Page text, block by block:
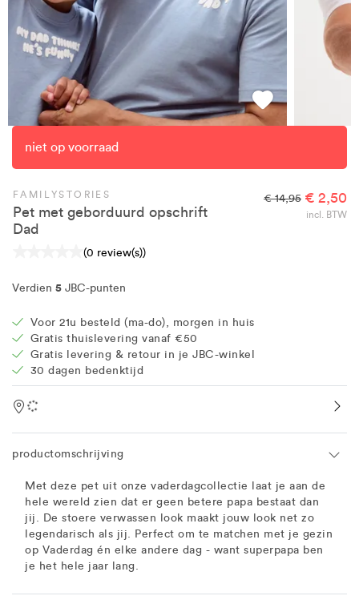
niet op voorraad
FAMILYSTORIES
Pet met geborduurd opschrift
Dad
(0 review(s))
€ 14,95 € 2,50
incl. BTW
Verdien 5 JBC-punten
Voor 21u besteld (ma-do), morgen in huis
Gratis thuislevering vanaf €50
Gratis levering & retour in je JBC-winkel
30 dagen bedenktijd
Location
productomschrijving
Met deze pet uit onze vaderdagcollectie laat je aan de
hele wereld zien dat er geen betere papa bestaat dan
jij. De stoere verwassen look maakt jouw look net zo
legendarisch als jij. Perfect om te matchen met je gezin
op Vaderdag én elke andere dag - want superpapa ben
je het hele jaar lang.